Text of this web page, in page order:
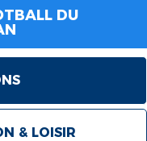
DU
& LOISIR